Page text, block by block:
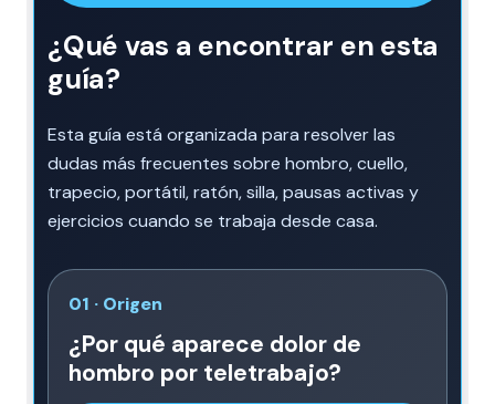
¿Qué vas a encontrar en esta
guía?
Esta guía está organizada para resolver las
dudas más frecuentes sobre hombro, cuello,
trapecio, portátil, ratón, silla, pausas activas y
ejercicios cuando se trabaja desde casa.
01 · Origen
¿Por qué aparece dolor de
hombro por teletrabajo?